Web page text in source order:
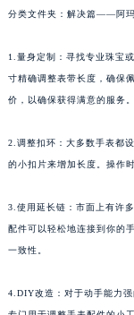
分类文件夹：解决篇——阿
1.量身定制：寻找专业珠宝
寸精确调整表带长度，确保
价，以确保获得满意的服务。
2.调整扣环：大多数手表都
的小扣片来增加长度。操作
3.使用延长链：市面上有许
配件可以轻松地连接到你的
一致性。
4.DIY改造：对于动手能力